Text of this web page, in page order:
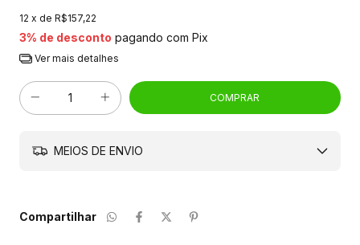
12 x de R$157,22
3% de desconto pagando com Pix
Ver mais detalhes
MEIOS DE ENVIO
Compartilhar